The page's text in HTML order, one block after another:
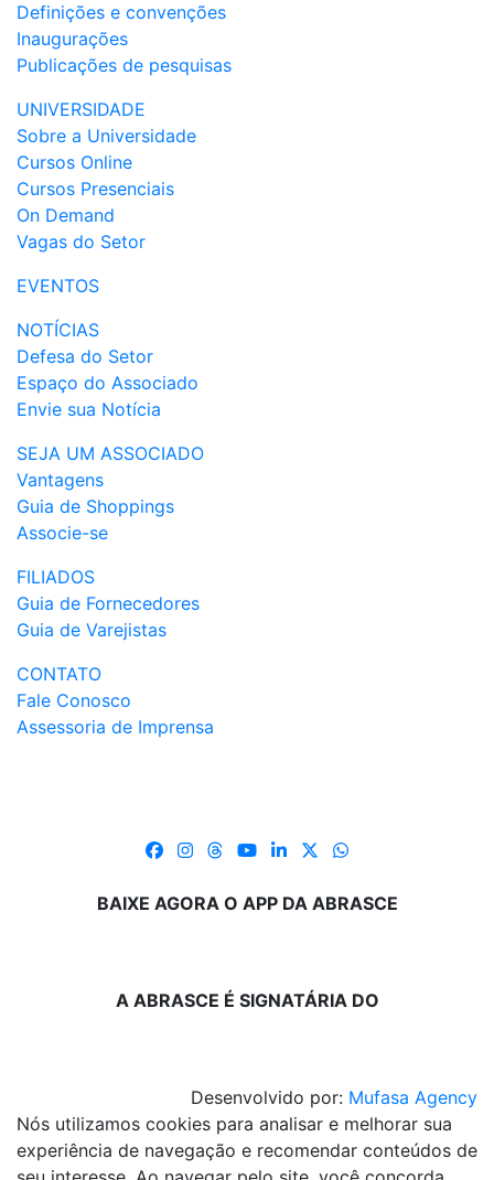
Definições e convenções
Inaugurações
Publicações de pesquisas
UNIVERSIDADE
Sobre a Universidade
Cursos Online
Cursos Presenciais
On Demand
Vagas do Setor
EVENTOS
NOTÍCIAS
Defesa do Setor
Espaço do Associado
Envie sua Notícia
SEJA UM ASSOCIADO
Vantagens
Guia de Shoppings
Associe-se
FILIADOS
Guia de Fornecedores
Guia de Varejistas
CONTATO
Fale Conosco
Assessoria de Imprensa
BAIXE AGORA O APP DA ABRASCE
A ABRASCE É SIGNATÁRIA DO
Desenvolvido por: Mufasa Agency
Nós utilizamos cookies para analisar e melhorar sua
experiência de navegação e recomendar conteúdos de